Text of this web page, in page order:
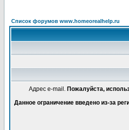
Список форумов www.homeorealhelp.ru
Адрес e-mail. Пожалуйста,
Данное ограничение введено из-за